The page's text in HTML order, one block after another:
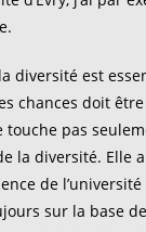
diversité est
chances doit
pas
la diversité. Elle
de
sur la base de